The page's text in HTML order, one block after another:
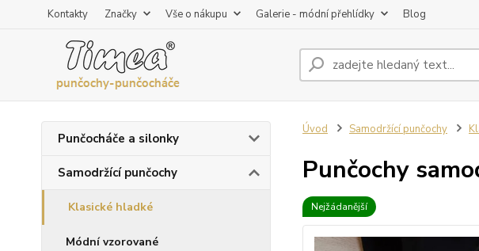
Kontakty Značky Vše o nákupu Galerie - módní přehlídky Blog
Punčocháče a silonky
Samodržící punčochy
Klasické hladké
Módní vzorované
Úvod Samodržící punčochy
Punčochy
Nejžádanější